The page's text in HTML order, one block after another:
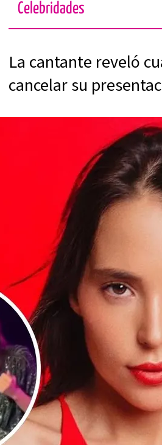
Celebridades
La cantante reveló
cancelar su